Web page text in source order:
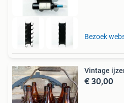
Bezoek
Vintage
€ 30,00